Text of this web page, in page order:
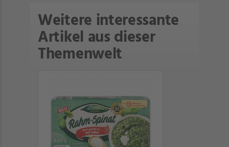
Weitere interessante
Artikel aus dieser
Themenwelt